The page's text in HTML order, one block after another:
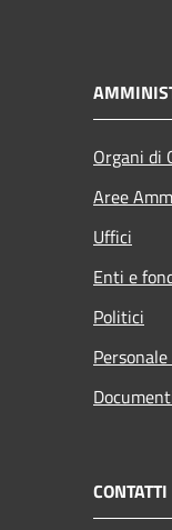
Organi di
Aree
Uffici
Enti e
Politici
CONTATTI